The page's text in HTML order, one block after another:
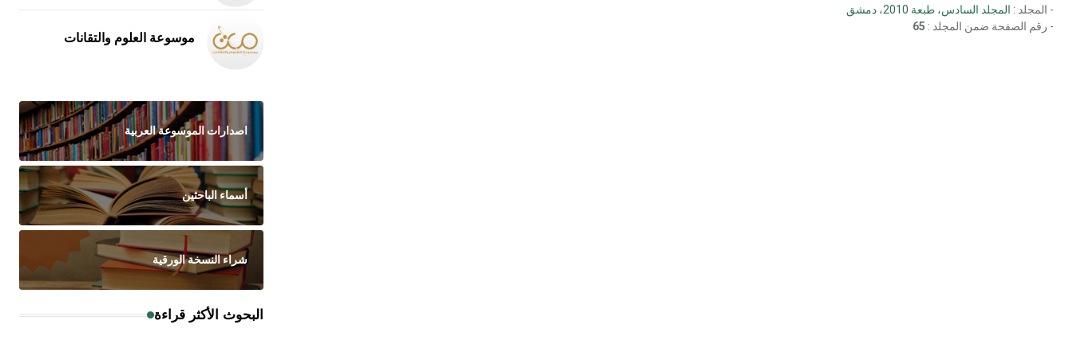
- المجلد : المجلد السادس، طبعة 2010، دمشق
- رقم الصفحة ضمن المجلد : 65
موسوعة العلوم والتقانات
اصدارات الموسوعة العربية
أسماء الباحثين
شراء النسخة الورقية
البحوث الأكثر قراءة